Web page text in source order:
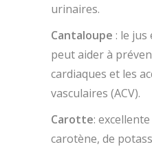
urinaires.
Cantaloupe : le jus
peut aider à
cardiaques et les
vasculaires (ACV).
Carotte:
carotène, de